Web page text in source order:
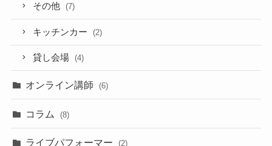
その他 (7)
キッチンカー (2)
貸し会場 (4)
オンライン講師 (6)
コラム (8)
ライブパフォーマー (2)